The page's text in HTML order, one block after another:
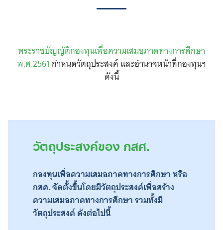
พระราชบัญญัติกองทุนเพื่อความเสมอภาคทางการศึกษา
พ.ศ.​2561 กำหนดวัตถุประสงค์ และอำนาจหน้าที่กองทุนฯ
ดังนี้
วัตถุประสงค์ของ กสศ.
กองทุนเพื่อความเสมอภาคทางการศึกษา หรือ
กสศ. จัดตั้งขึ้นโดยมีวัตถุประสงค์เพื่อสร้าง
ความเสมอภาคทางการศึกษา รวมทั้งมี
วัตถุประสงค์ ดังต่อไปนี้